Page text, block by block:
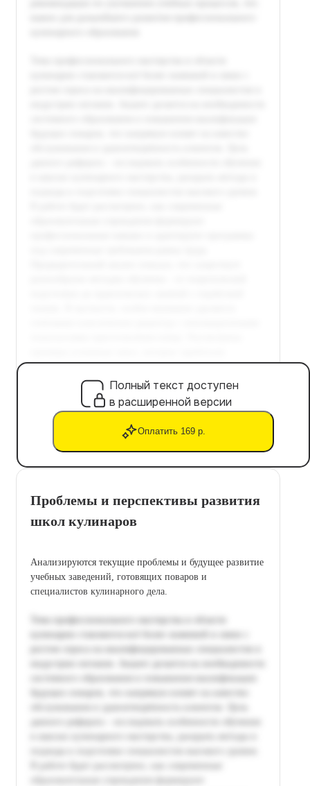
Полный текст доступен
в расширенной версии
Оплатить 169 р.
Проблемы и перспективы развития
школ кулинаров
Анализируются текущие проблемы и будущее развитие
учебных заведений, готовящих поваров и
специалистов кулинарного дела.